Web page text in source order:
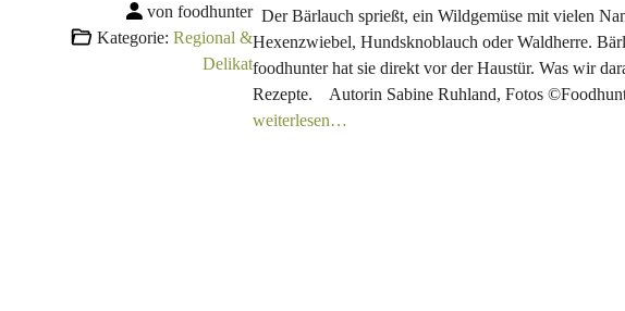
von foodhunter
Kategorie: Regional &
Delikat
Der Bärlauch sprießt, ein Wildgemüse mit vielen
Hexenzwiebel, Hundsknoblauch oder Waldherre.
foodhunter hat sie direkt vor der Haustür. Was wir
Rezepte. Autorin Sabine Ruhland, Fotos
weiterlesen…